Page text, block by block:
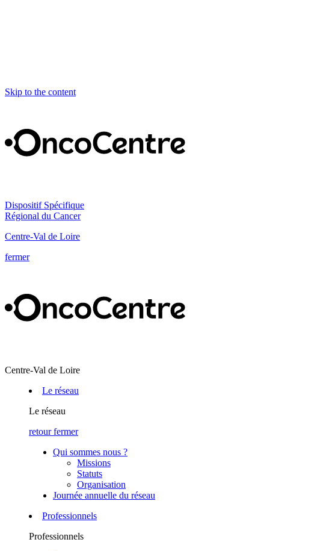
Skip to the content
Dispositif Spécifique
Régional du Cancer
Centre-Val de Loire
fermer
Centre-Val de Loire
Le réseau
Le réseau
retour fermer
Qui sommes nous ?
Missions
Statuts
Organisation
Journée annuelle du réseau
Professionnels
Professionnels